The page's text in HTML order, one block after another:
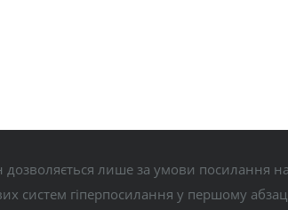
лише за умови посилання
систем гіперпосилання у першому